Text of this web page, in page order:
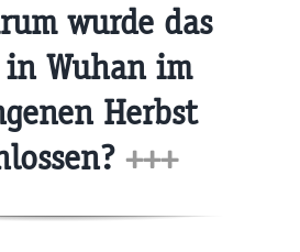
wurde das
in Wuhan im
Herbst
+++